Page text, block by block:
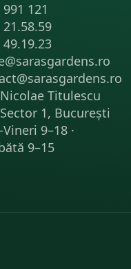
121
21.58.59
49.19.23
Titulescu
1, București
9–18 ·
9–15